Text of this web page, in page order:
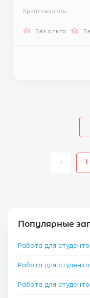
Верификация,
аккаунтов, работа
Криптовалюты
Без опыта
< 1
Популярные
Работа для
Работа для
Работа для